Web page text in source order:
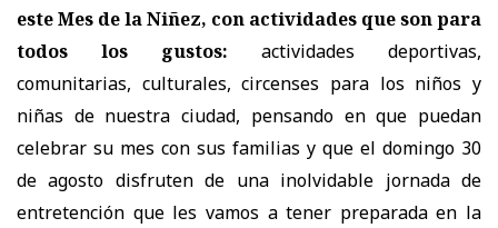
este Mes de la Niñez, con actividades que son para
todos los gustos:
actividades deportivas,
comunitarias, culturales, circenses para los niños y
niñas de nuestra ciudad, pensando en que puedan
celebrar su mes con sus familias y que el domingo 30
de agosto disfruten de una inolvidable jornada de
entretención que les vamos a tener preparada en la